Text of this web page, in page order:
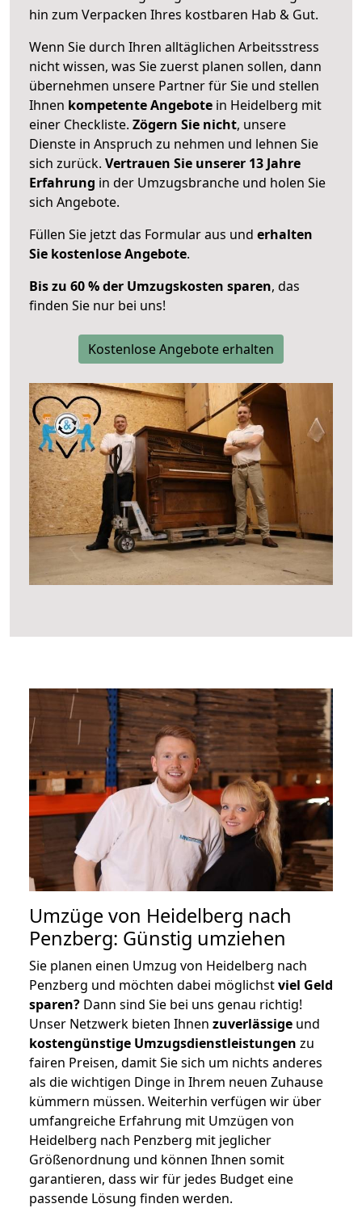
hin zum Verpacken Ihres kostbaren Hab & Gut.
Wenn Sie durch Ihren alltäglichen Arbeitsstress
nicht wissen, was Sie zuerst planen sollen, dann
übernehmen unsere Partner für Sie und stellen
Ihnen kompetente Angebote in Heidelberg mit
einer Checkliste. Zögern Sie nicht, unsere
Dienste in Anspruch zu nehmen und lehnen Sie
sich zurück. Vertrauen Sie unserer 13 Jahre
Erfahrung in der Umzugsbranche und holen Sie
sich Angebote.
Füllen Sie jetzt das Formular aus und erhalten
Sie kostenlose Angebote.
Bis zu 60 % der Umzugskosten sparen, das
finden Sie nur bei uns!
Kostenlose Angebote erhalten
Umzüge von Heidelberg nach
Penzberg: Günstig umziehen
Sie planen einen Umzug von Heidelberg nach
Penzberg und möchten dabei möglichstviel Geld
sparen? Dann sind Sie bei uns genau richtig!
Unser Netzwerk bieten Ihnen zuverlässige und
kostengünstige Umzugsdienstleistungen zu
fairen Preisen, damit Sie sich um nichts anderes
als die wichtigen Dinge in Ihrem neuen Zuhause
kümmern müssen. Weiterhin verfügen wir über
umfangreiche Erfahrung mit Umzügen von
Heidelberg nach Penzberg mit jeglicher
Größenordnung und können Ihnen somit
garantieren, dass wir für jedes Budget eine
passende Lösung finden werden.